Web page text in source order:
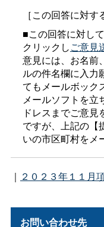
［この回答に対す
■この回答に対し
クリックしご意見
意見には、お名前
ルの件名欄に入力
てもメールボック
メールソフトを立
ドレスまでご意
ですが、上記の【
いの市区町村をメ
｜ ２０２３年１１月
お問い合わせ先